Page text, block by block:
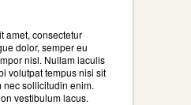
amet, consectetur
dolor, semper eu
nisl. Nullam iaculis
volutpat tempus nisi sit
nec sollicitudin enim.
vestibulum lacus.